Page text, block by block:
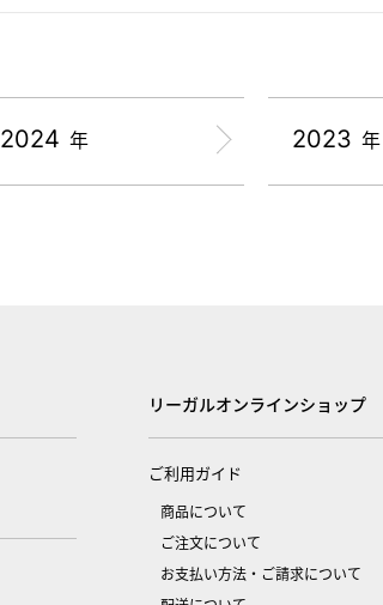
2024 年 2023 年
リーガルオンラインショップ
ご利用ガイド
商品について
ご注文について
お支払い方法・ご請求について